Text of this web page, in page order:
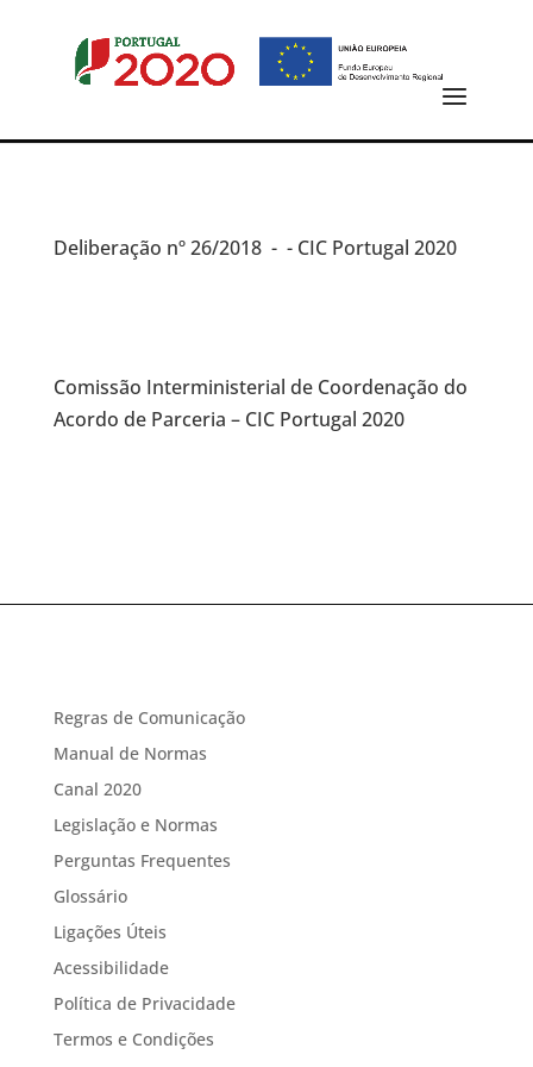
Deliberação nº 26/2018 - - CIC Portugal 2020
Comissão Interministerial de Coordenação do
Acordo de Parceria – CIC Portugal 2020
Regras de Comunicação
Manual de Normas
Canal 2020
Legislação e Normas
Perguntas Frequentes
Glossário
Ligações Úteis
Acessibilidade
Política de Privacidade
Termos e Condições